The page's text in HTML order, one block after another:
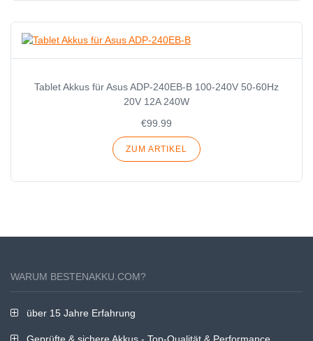
Tablet Akkus für Asus ADP-240EB-B 100-240V 50-60Hz
20V 12A 240W
€99.99
ZUM ARTIKEL
WARUM BESTENAKKU.COM?
über 15 Jahre Erfahrung